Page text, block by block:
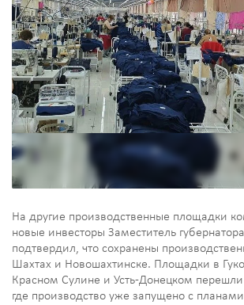
На другие производственные площадки
новые инвесторы Заместитель
подтвердил, что сохранены
Шахтах и Новошахтинске. Площадки в
Красном Сулине и Усть-Донецком
где производство уже запущено с